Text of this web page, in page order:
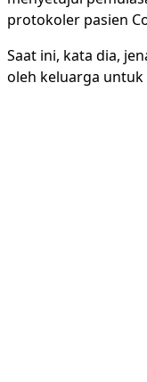
protokoler pasien
Saat ini, kata dia,
oleh keluarga